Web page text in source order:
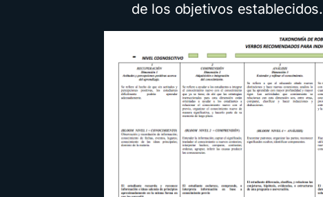
de los objetivos establecidos.